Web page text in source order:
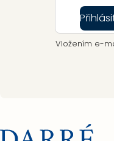
Vložením e-